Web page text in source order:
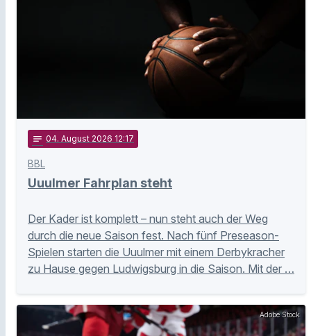
notes 04. August 2026 12:17
BBL
Uuulmer Fahrplan steht
Der Kader ist komplett – nun steht auch der Weg
durch die neue Saison fest. Nach fünf Preseason-
Spielen starten die Uuulmer mit einem Derbykracher
zu Hause gegen Ludwigsburg in die Saison. Mit der …
Adobe Stock